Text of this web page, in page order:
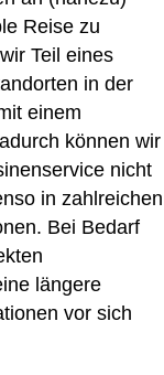
Reise zu
Teil eines
in der
einem
können wir
nicht
in zahlreichen
Bei Bedarf
längere
vor sich